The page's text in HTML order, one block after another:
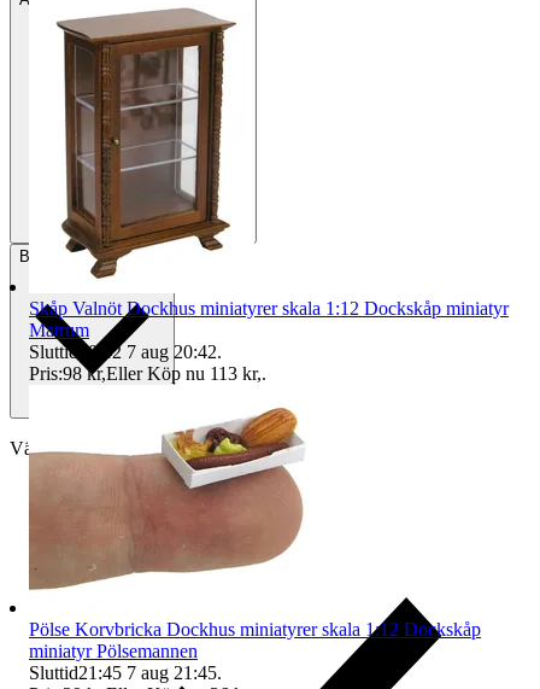
Betalning Via Tradera
Välj till köparskydd
Skåp Valnöt Dockhus miniatyrer skala 1:12 Dockskåp miniatyr
Matrum
Sluttid 20:42 7 aug 20:42.
Pris:98 kr,Eller Köp nu 113 kr,.
Pölse Korvbricka Dockhus miniatyrer skala 1:12 Dockskåp
miniatyr Pölsemannen
Sluttid21:45 7 aug 21:45.